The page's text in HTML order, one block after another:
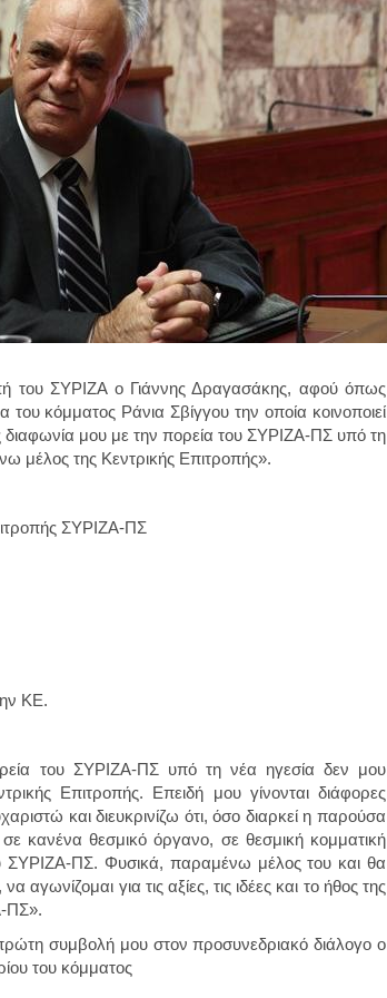
του ΣΥΡΙΖΑ ο Γιάννης Δραγασάκης, αφού όπως
κόμματος Ράνια Σβίγγου την οποία κοινοποιεί
μου με την πορεία του ΣΥΡΙΖΑ-ΠΣ υπό τη
μέλος της Κεντρικής Επιτροπής».
ΣΥΡΙΖΑ-ΠΣ
ΚΕ.
του ΣΥΡΙΖΑ-ΠΣ υπό τη νέα ηγεσία δεν μου
Επιτροπής. Επειδή μου γίνονται διάφορες
και διευκρινίζω ότι, όσο διαρκεί η παρούσα
κανένα θεσμικό όργανο, σε θεσμική κομματική
ΣΥΡΙΖΑ-ΠΣ. Φυσικά, παραμένω μέλος του και θα
για τις αξίες, τις ιδέες και το ήθος της
ΠΣ».
συμβολή μου στον προσυνεδριακό διάλογο ο
του κόμματος